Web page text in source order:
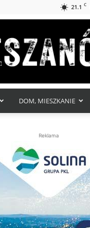
21.1 C
DOM, MIESZKANIE
Reklama